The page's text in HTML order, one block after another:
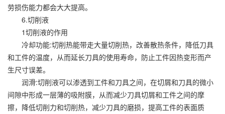
劳损伤能力都会大大提高。
6.切削液
1切削液的作用
冷却功能:切削热能带走大量切削热，改善散热条件，降低刀具
和工件的温度，从而延长刀具的使用寿命，防止工件因热变形而产
生尺寸误差。
润滑:切削液可以渗透到工件和刀具之间，在切屑和刀具的微小
间隙中形成一层薄的吸附膜，从而减少刀具切屑和工件之间的摩
擦，降低切削力和切削热，减少刀具的磨损，提高工件的表面质